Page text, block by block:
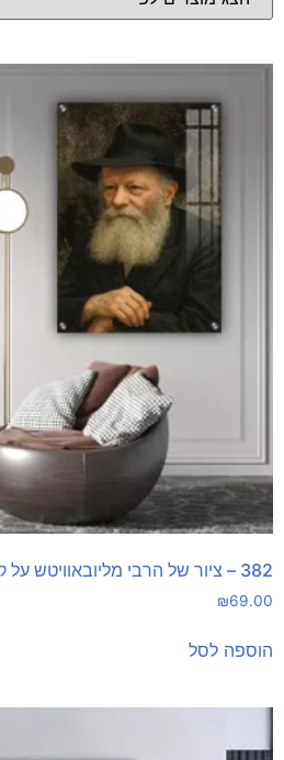
382 – ציור של הרבי מליובאוויטש על קנבס או זכוכית
₪69.00
הוספה לסל